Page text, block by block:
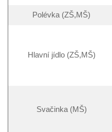
Polévka (ZŠ,MŠ)
Hlavní jídlo (ZŠ,MŠ)
Svačinka (MŠ)